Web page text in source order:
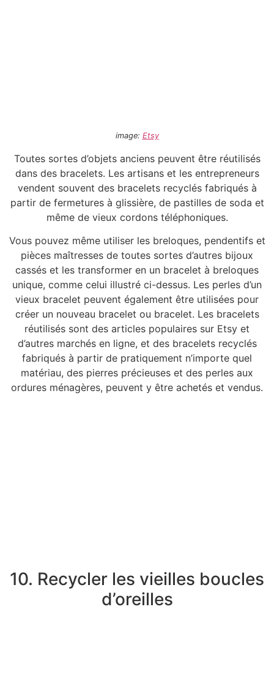
image: Etsy
Toutes sortes d’objets anciens peuvent être réutilisés
dans des bracelets. Les artisans et les entrepreneurs
vendent souvent des bracelets recyclés fabriqués à
partir de fermetures à glissière, de pastilles de soda et
même de vieux cordons téléphoniques.
Vous pouvez même utiliser les breloques, pendentifs et
pièces maîtresses de toutes sortes d’autres bijoux
cassés et les transformer en un bracelet à breloques
unique, comme celui illustré ci-dessus. Les perles d’un
vieux bracelet peuvent également être utilisées pour
créer un nouveau bracelet ou bracelet. Les bracelets
réutilisés sont des articles populaires sur Etsy et
d’autres marchés en ligne, et des bracelets recyclés
fabriqués à partir de pratiquement n’importe quel
matériau, des pierres précieuses et des perles aux
ordures ménagères, peuvent y être achetés et vendus.
10. Recycler les vieilles boucles
d’oreilles